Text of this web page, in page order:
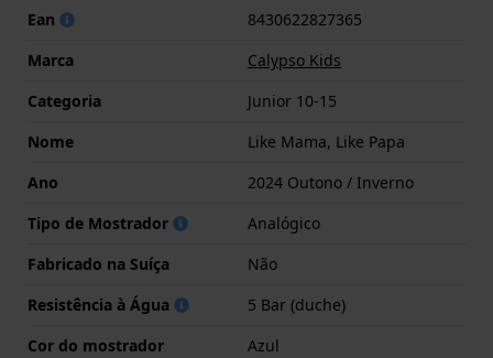
Ean
8430622827365
Marca
Calypso Kids
Categoria
Junior 10-15
Nome
Like Mama, Like Papa
Ano
2024 Outono / Inverno
Tipo de Mostrador
Analógico
Fabricado na Suíça
Não
Resistência à Água
5 Bar (duche)
Cor do mostrador
Azul